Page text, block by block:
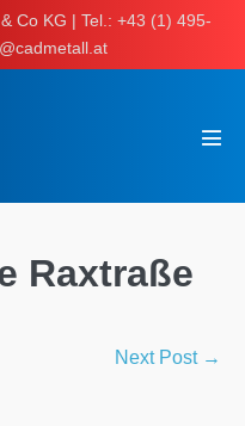
Co KG | Tel.: +43 (1) 495-
Raxtraße
Next Post →